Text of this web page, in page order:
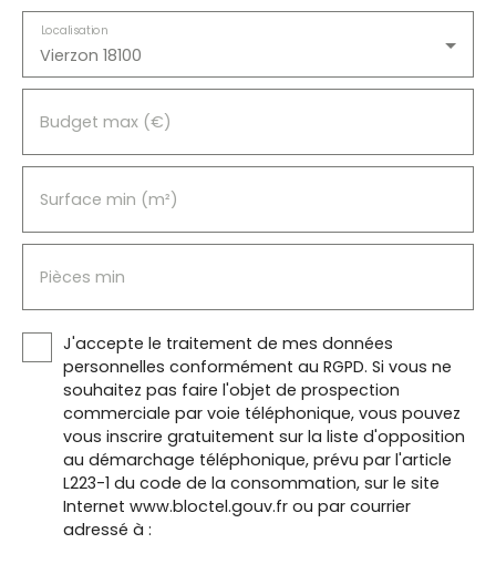
Vierzon 18100
Localisation
Budget max (€)
Surface min (m²)
Pièces min
J'accepte le traitement de mes données
personnelles conformément au RGPD. Si vous ne
souhaitez pas faire l'objet de prospection
commerciale par voie téléphonique, vous pouvez
vous inscrire gratuitement sur la liste d'opposition
au démarchage téléphonique, prévu par l'article
L223-1 du code de la consommation, sur le site
Internet www.bloctel.gouv.fr ou par courrier
adressé à :